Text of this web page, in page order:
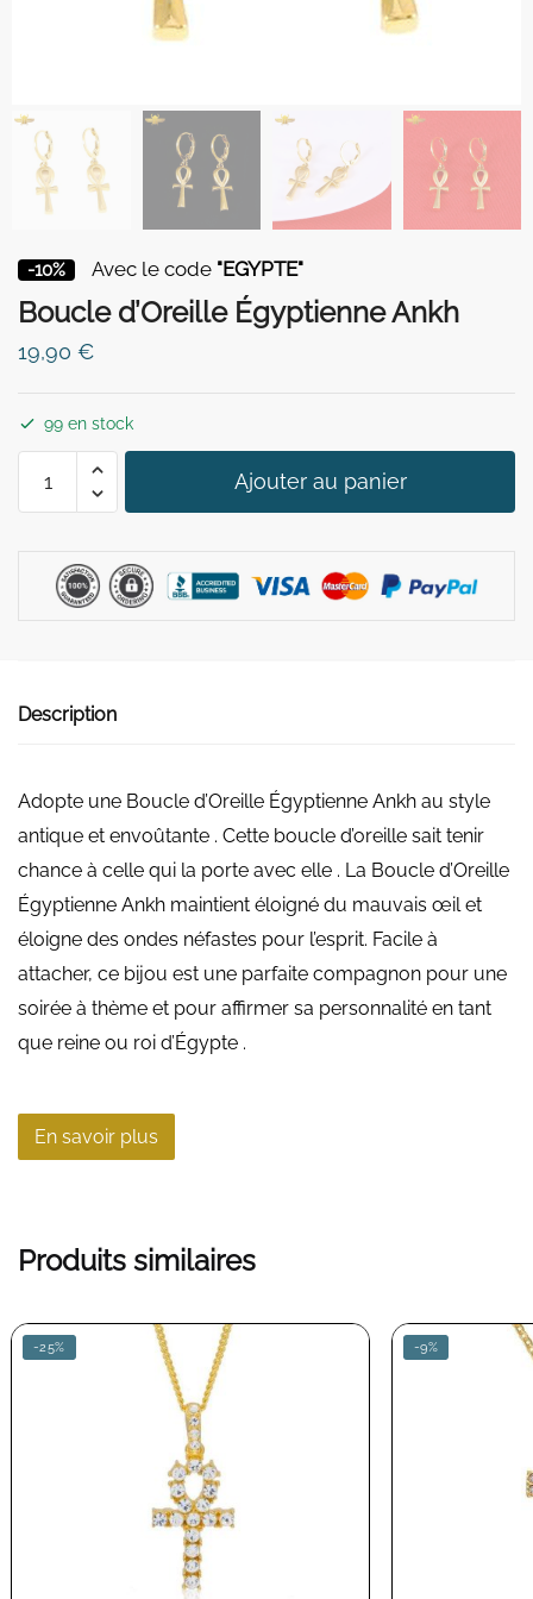
-10% Avec le code "EGYPTE"
Boucle d’Oreille Égyptienne Ankh
19,90 €
99 en stock
Égyptienne
Ajouter au panier
Description
Adopte une Boucle d’Oreille Égyptienne Ankh au style
antique et envoûtante . Cette boucle d’oreille sait tenir
chance à celle qui la porte avec elle . La Boucle d’Oreille
Égyptienne Ankh maintient éloigné du mauvais œil et
éloigne des ondes néfastes pour l’esprit. Facile à
attacher, ce bijou est une parfaite compagnon pour une
soirée à thème et pour affirmer sa personnalité en tant
que reine ou roi d’Égypte .
En savoir plus
Produits similaires
-25% -9%